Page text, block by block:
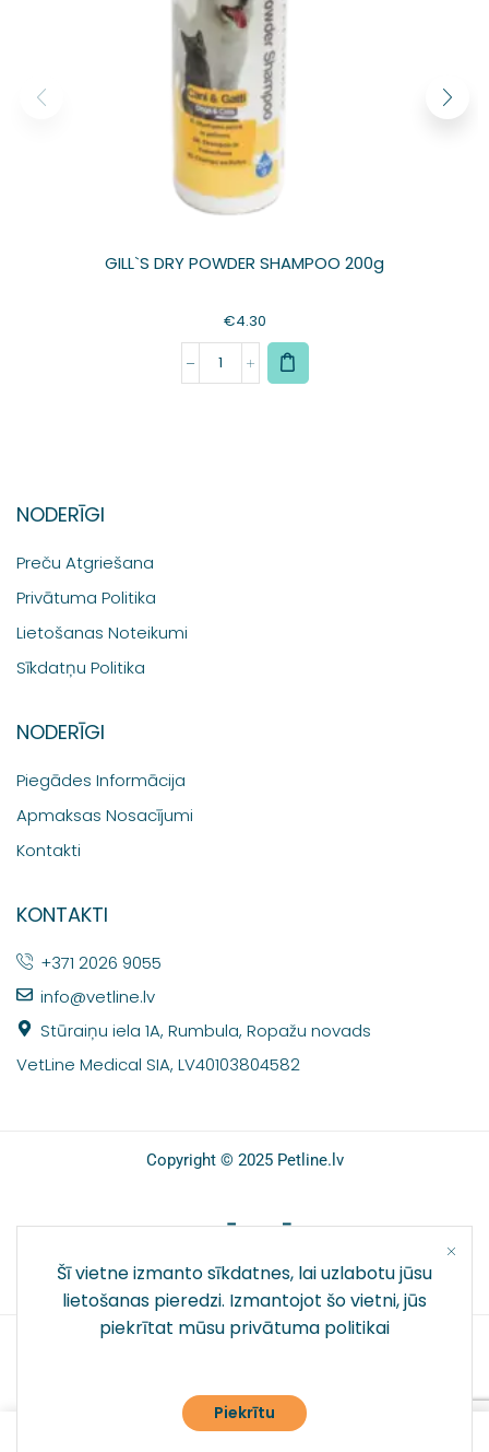
GILL`S DRY POWDER SHAMPOO 200g
€4.30
Šī vietne izmanto sīkdatnes, lai uzlabotu jūsu
lietošanas pieredzi. Izmantojot šo vietni, jūs
piekrītat mūsu privātuma politikai
Piekrītu
NODERĪGI
Preču Atgriešana
Privātuma Politika
Lietošanas Noteikumi
Sīkdatņu Politika
NODERĪGI
Piegādes Informācija
Apmaksas Nosacījumi
Kontakti
KONTAKTI
+371 2026 9055
info@vetline.lv
Stūraiņu iela 1A, Rumbula, Ropažu novads
VetLine Medical SIA, LV40103804582
Copyright © 2025 Petline.lv
SOCIĀLIE TĪKLI